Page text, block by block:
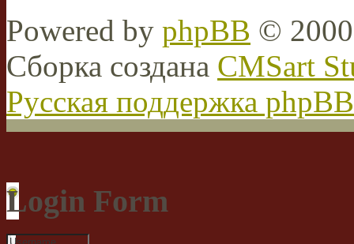
Powered by phpBB ©
Сборка создана CMSart
Русская поддержка phpBB
Login Form